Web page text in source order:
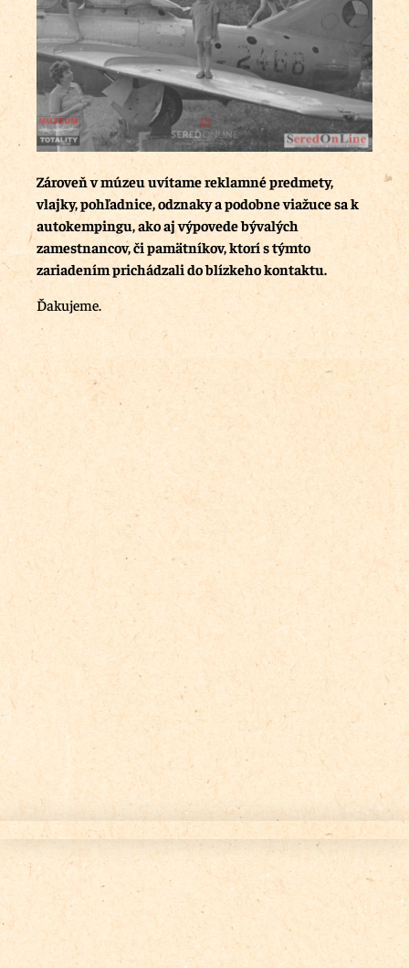
Zároveň v múzeu uvítame reklamné predmety,
vlajky, pohľadnice, odznaky a podobne viažuce sa k
autokempingu, ako aj výpovede bývalých
zamestnancov, či pamätníkov, ktorí s týmto
zariadením prichádzali do blízkeho kontaktu.
Ďakujeme.